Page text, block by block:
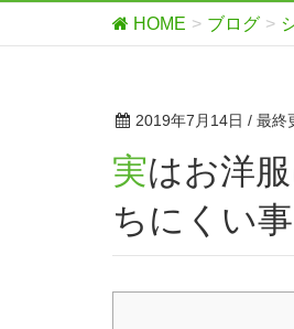
HOME ブログ
2019年7月14日 / 最終
実はお洋服に付いたインクは油性よりも水性の方が断然落
ちにくい